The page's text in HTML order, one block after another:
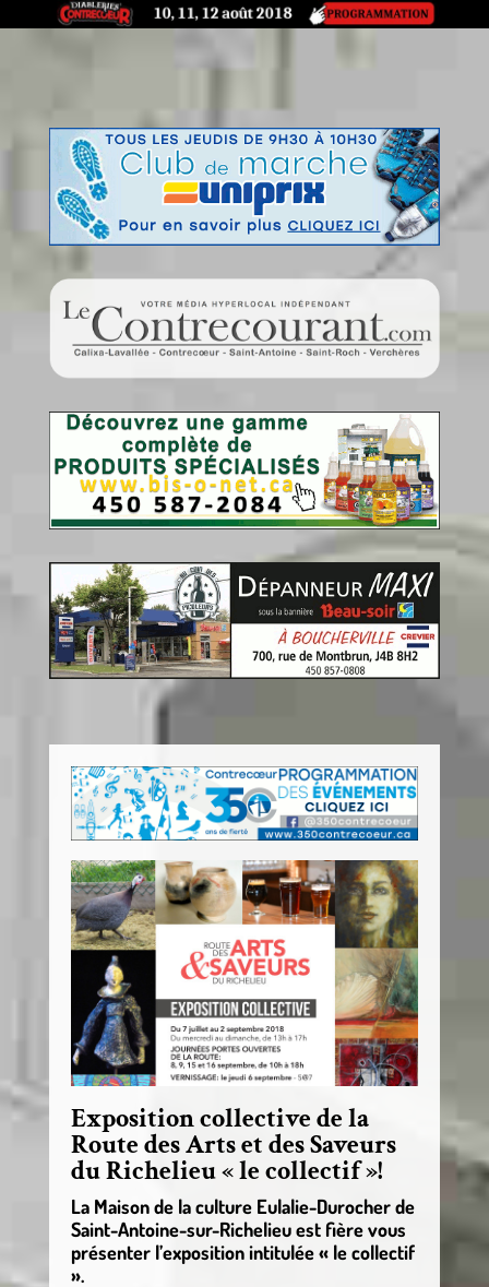
Exposition collective de la
Route des Arts et des Saveurs
du Richelieu « le collectif »!
La Maison de la culture Eulalie-Durocher de
Saint-Antoine-sur-Richelieu est fière vous
présenter l’exposition intitulée « le collectif
».